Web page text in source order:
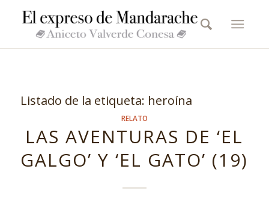
Listado de la etiqueta: heroína
RELATO
LAS AVENTURAS DE ‘EL
GALGO’ Y ‘EL GATO’ (19)